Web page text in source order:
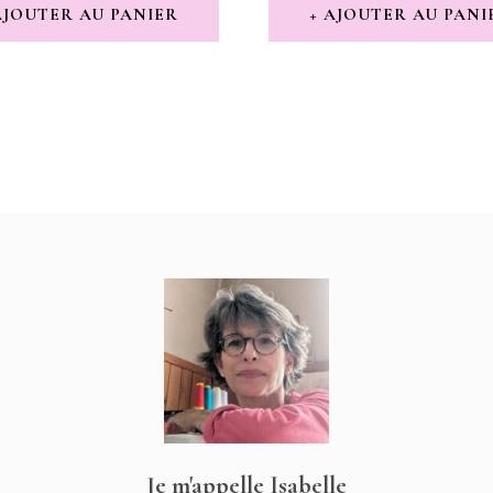
AU PANIER
INITIAL
AJOUTER AU
Je m'appelle Isabelle